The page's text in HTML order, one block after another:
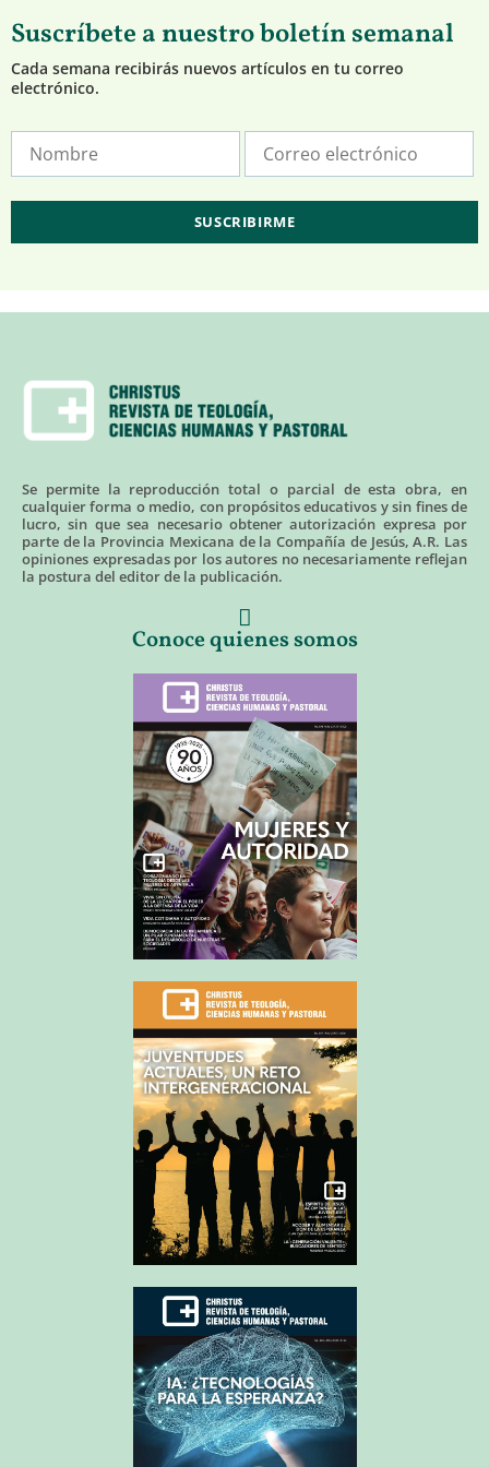
Suscríbete a nuestro boletín semanal
Cada semana recibirás nuevos artículos en tu correo
electrónico.
Se permite la reproducción total o parcial de esta obra, en
cualquier forma o medio, con propósitos educativos y sin fines de
lucro, sin que sea necesario obtener autorización expresa por
parte de la Provincia Mexicana de la Compañía de Jesús, A.R. Las
opiniones expresadas por los autores no necesariamente reflejan
la postura del editor de la publicación.
Conoce quienes somos